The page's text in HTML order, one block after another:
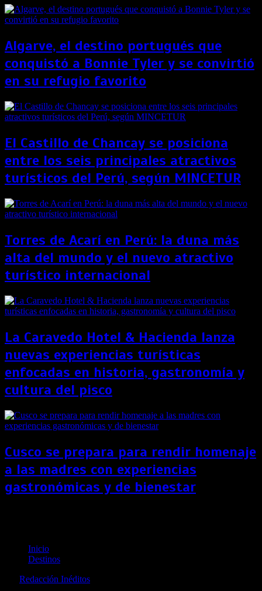
Algarve, el destino portugués que
conquistó a Bonnie Tyler y se convirtió
en su refugio favorito
El Castillo de Chancay se posiciona
entre los seis principales atractivos
turísticos del Perú, según MINCETUR
Torres de Acarí en Perú: la duna más
alta del mundo y el nuevo atractivo
turístico internacional
La Caravedo Hotel & Hacienda lanza
nuevas experiencias turísticas
enfocadas en historia, gastronomía y
cultura del pisco
Cusco se prepara para rendir homenaje
a las madres con experiencias
gastronómicas y de bienestar
Inicio
Destinos
Redacción Inéditos